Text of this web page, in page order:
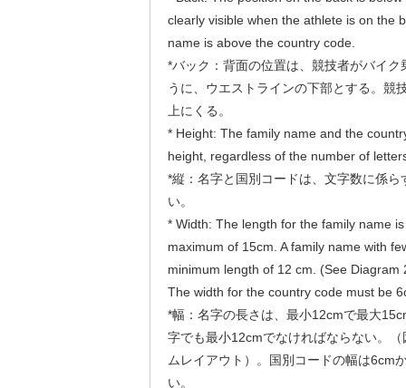
clearly visible when the athlete is on the
name is above the country code.
*バック：背面の位置は、競技者がバイ
うに、ウエストラインの下部とする。競
上にくる。
* Height: The family name and the
height, regardless of the number of
*縦：名字と国別コードは、文字数に係
い。
* Width: The length for the family name
maximum of 15cm. A family name with
minimum length of 12 cm. (See Diagram
The width for the country code must be
*幅：名字の長さは、最小12cmで最大
字でも最小12cmでなければならない。
ムレイアウト）。国別コードの幅は6cm
い。